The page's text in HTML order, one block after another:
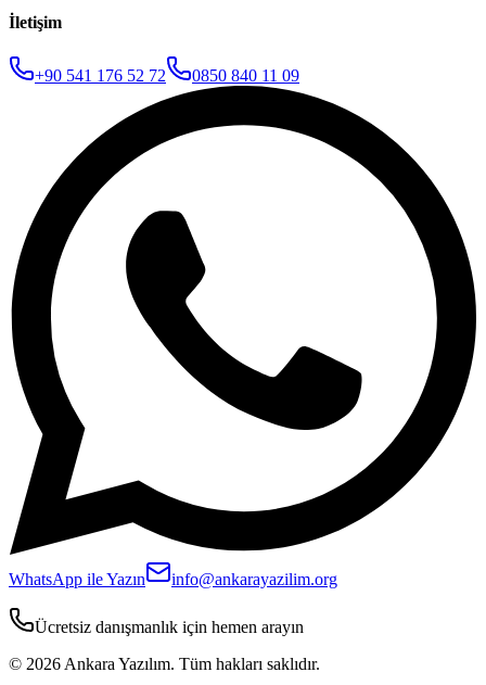
İletişim
+90 541 176 52 72 0850 840 11 09
WhatsApp ile Yazın info@ankarayazilim.org
Ücretsiz danışmanlık için hemen arayın
© 2026 Ankara Yazılım. Tüm hakları saklıdır.